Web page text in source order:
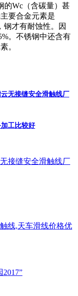
的Wc（含碳量）甚
要合金元素是
钢才有耐蚀性。因
。不锈钢中还含有
。
无接缝安全滑触线厂
工比较好
接缝安全滑触线厂
线,天车滑线价格优